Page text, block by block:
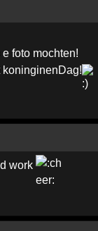
foto mochten!
koninginenDag!
work